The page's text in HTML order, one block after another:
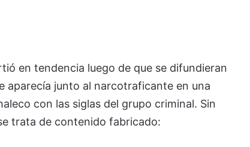
en tendencia luego de que se difundieran
aparecía junto al narcotraficante en una
con las siglas del grupo criminal. Sin
trata de contenido fabricado: